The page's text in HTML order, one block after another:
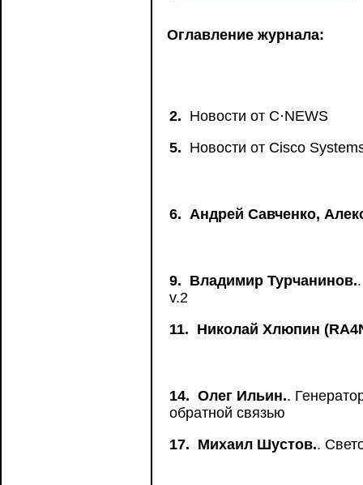
Оглавление журнала:
2. Новости от C·NEWS
5. Новости от Сisco
6. Андрей Савченко,
9. Владимир Турчанинов.
v.2
11. Николай Хлюпин
14. Олег Ильин..
обратной связью
17. Михаил Шустов..